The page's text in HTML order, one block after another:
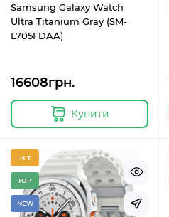
Samsung Galaxy Watch
Ultra Titanium Gray (SM-
L705FDAA)
16608грн.
Купити
HIT
TOP
NEW